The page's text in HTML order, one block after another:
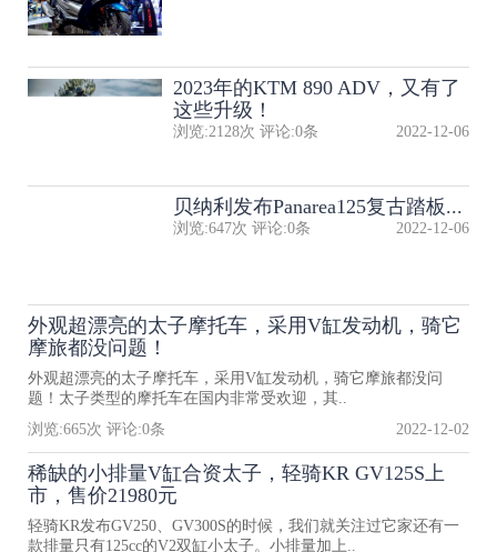
2023年的KTM 890 ADV，又有了
这些升级！
浏览:2128次 评论:0条 2022-12-06
贝纳利发布Panarea125复古踏板...
浏览:647次 评论:0条 2022-12-06
外观超漂亮的太子摩托车，采用V缸发动机，骑它
摩旅都没问题！
外观超漂亮的太子摩托车，采用V缸发动机，骑它摩旅都没问
题！太子类型的摩托车在国内非常受欢迎，其..
浏览:665次 评论:0条 2022-12-02
稀缺的小排量V缸合资太子，轻骑KR GV125S上
市，售价21980元
轻骑KR发布GV250、GV300S的时候，我们就关注过它家还有一
款排量只有125cc的V2双缸小太子。小排量加上..